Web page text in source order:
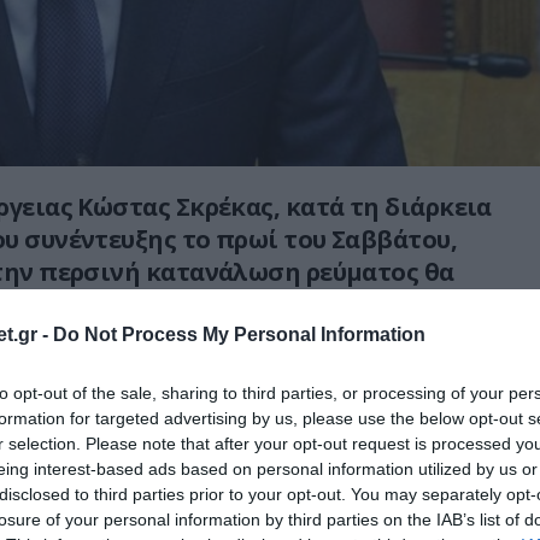
- Do Not Process My Personal Information
opt-out of the sale, sharing to third parties, or processing of your
for targeted advertising by us, please use the below opt-out
selection. Please note that after your opt-out request is processed
interest-based ads based on personal information utilized by us
to third parties prior to your opt-out. You may separately
of your personal information by third parties on the IAB’s list of
Κώστας Σκρέκας, κατά τη διάρκεια
συνέντευξης το πρωί του Σαββάτου,
περσινή κατανάλωση ρεύματος θα
πολίτες που θα μειώσουν την
πως οι-«κύκλοι μέτρησης» του ΔΕΔΔΗΕ
τετράμηνο ή κάθε οκτάμηνο σε
περιοχές, υπάρχει η δυνατότητα να
ημερήσια κατανάλωση.